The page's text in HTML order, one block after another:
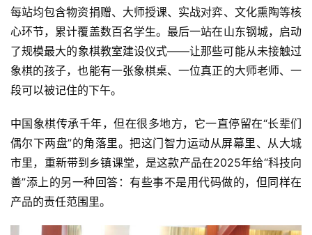
每站均包含物资捐赠、大师授课、实战对弈、文化熏陶等核
心环节，累计覆盖数百名学生。最后一站在山东钢城，启动
了规模最大的象棋教室建设仪式——让那些可能从未接触过
象棋的孩子，也能有一张象棋桌、一位真正的大师老师、一
段可以被记住的下午。
中国象棋传承千年，但在很多地方，它一直停留在“长辈们
偶尔下两盘”的角落里。把这门智力运动从屏幕里、从大城
市里，重新带到乡镇课堂，是这款产品在2025年给“科技向
善”添上的另一种回答：有些事不是用代码做的，但同样在
产品的责任范围里。